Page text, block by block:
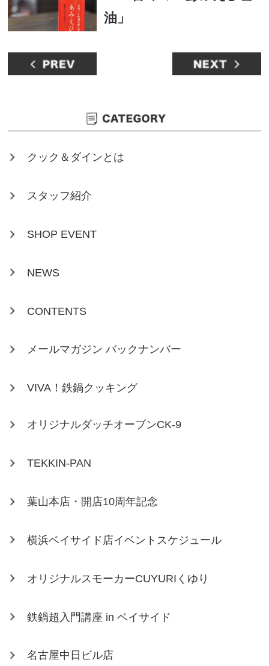
油」
クック＆ダインとは
スタッフ紹介
SHOP EVENT
NEWS
CONTENTS
メールマガジン バックナンバー
VIVA！鉄鍋クッキング
オリジナルダッチオーブンCK-9
TEKKIN-PAN
葉山本店・開店10周年記念
横浜ベイサイド店イベントスケジュール
オリジナルスモーカーCUYURIくゆり
鉄鍋超入門講座 in ベイサイド
名古屋中日ビル店